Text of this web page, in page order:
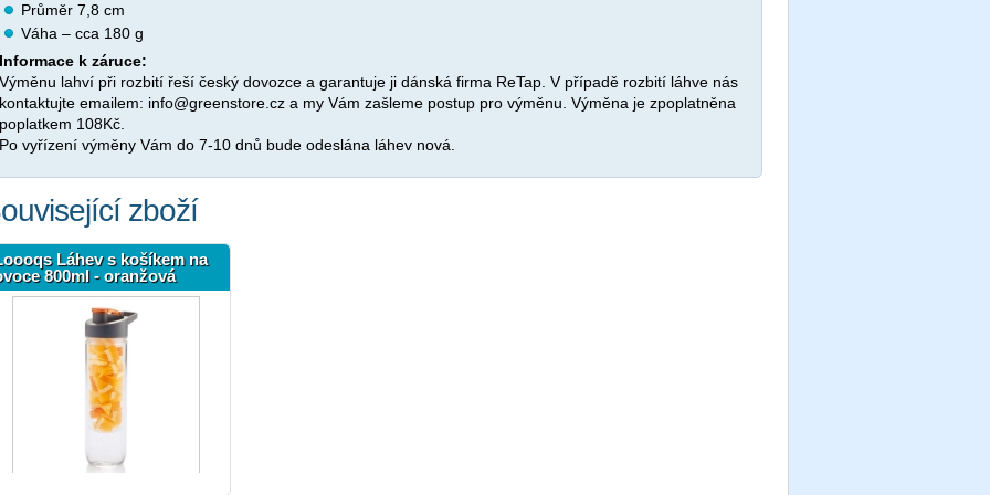
Průměr 7,8 cm
Váha – cca 180 g
Informace k záruce:
Výměnu lahví při rozbití řeší český dovozce a garantuje ji dánská firma ReTap. V případě rozbití láhve nás
kontaktujte emailem: info@greenstore.cz a my Vám zašleme postup pro výměnu. Výměna je zpoplatněna
poplatkem 108Kč.
Po vyřízení výměny Vám do 7-10 dnů bude odeslána láhev nová.
zboží
Láhev s košíkem na
800ml - oranžová